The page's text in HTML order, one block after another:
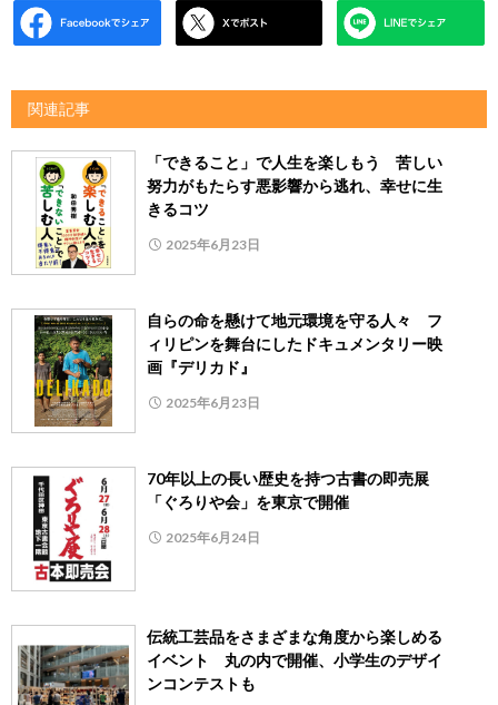
関連記事
「できること」で人生を楽しもう 苦しい
努力がもたらす悪影響から逃れ、幸せに生
きるコツ
2025年6月23日
自らの命を懸けて地元環境を守る人々 フ
ィリピンを舞台にしたドキュメンタリー映
画『デリカド』
2025年6月23日
70年以上の長い歴史を持つ古書の即売展
「ぐろりや会」を東京で開催
2025年6月24日
伝統工芸品をさまざまな角度から楽しめる
イベント 丸の内で開催、小学生のデザイ
ンコンテストも